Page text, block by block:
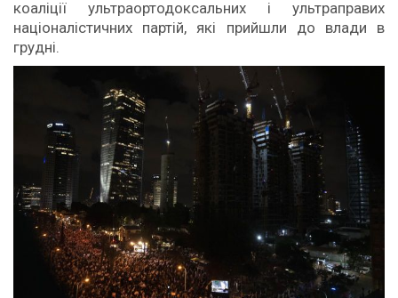
коаліції ультраортодоксальних і ультраправих
націоналістичних партій, які прийшли до влади в
грудні.